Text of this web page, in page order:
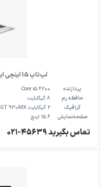
لپ‌تاپ 15 اینچی ایسوس K556UR - مدل B
پردازنده
Core i5 6200
حافظه رم
8 گیگابایت
گرافیک
2 گیگابایت GeForce GT 930MX
صفحه‌نمایش
15.6 اینچ
تماس بگیرید ۴۵۶۳۹-۰۲۱